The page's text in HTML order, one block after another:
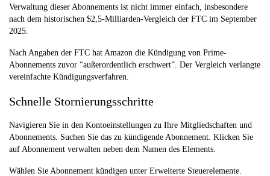
Verwaltung dieser Abonnements ist nicht immer einfach, insbesondere
nach dem historischen $2,5-Milliarden-Vergleich der FTC im September
2025.
Nach Angaben der FTC hat Amazon die Kündigung von Prime-
Abonnements zuvor “außerordentlich erschwert”. Der Vergleich verlangte
vereinfachte Kündigungsverfahren.
Schnelle Stornierungsschritte
Navigieren Sie in den Kontoeinstellungen zu Ihre Mitgliedschaften und
Abonnements. Suchen Sie das zu kündigende Abonnement. Klicken Sie
auf Abonnement verwalten neben dem Namen des Elements.
Wählen Sie Abonnement kündigen unter Erweiterte Steuerelemente.